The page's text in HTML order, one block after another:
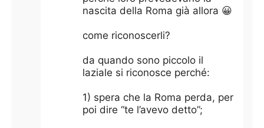
nascita della Roma già allora 😀
come riconoscerli?
da quando sono piccolo il
laziale si riconosce perché:
1) spera che la Roma perda, per
poi dire “te l’avevo detto”;